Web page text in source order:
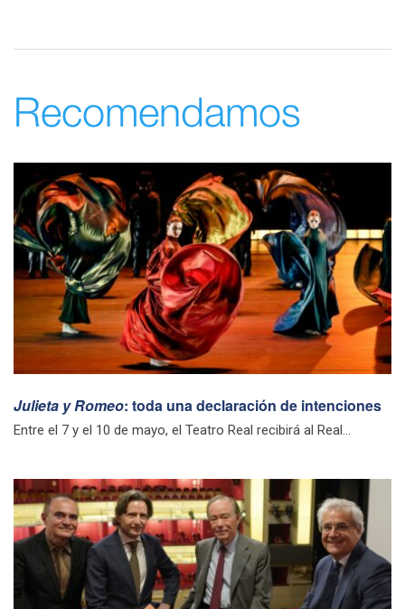
Recomendamos
Julieta y Romeo: toda una declaración de intenciones
Entre el 7 y el 10 de mayo, el Teatro Real recibirá al Real...